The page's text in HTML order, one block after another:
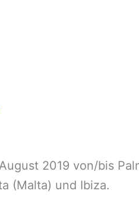
2019 von/bis
(Malta) und Ibiza.